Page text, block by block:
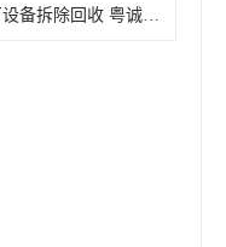
佛山整厂设备拆除回收 粤诚达建筑 环保意识